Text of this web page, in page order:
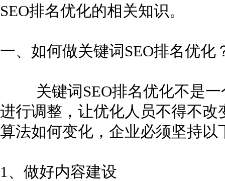
SEO排名优化的相关知识。
一、如何做关键词SEO排名优
关键词SEO排名优化不是一
进行调整，让优化人员不得不
算法如何变化，企业必须坚持以
1、做好内容建设